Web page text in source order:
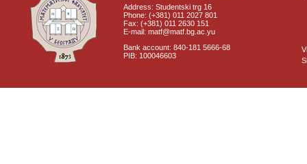
Address: Studentski trg 16
Phone: (+381) 011 2027 801
Fax: (+381) 011 2630 151
E-mail: matf@matf.bg.ac.yu
Bank account: 840-181 5666-68
PIB: 100046603